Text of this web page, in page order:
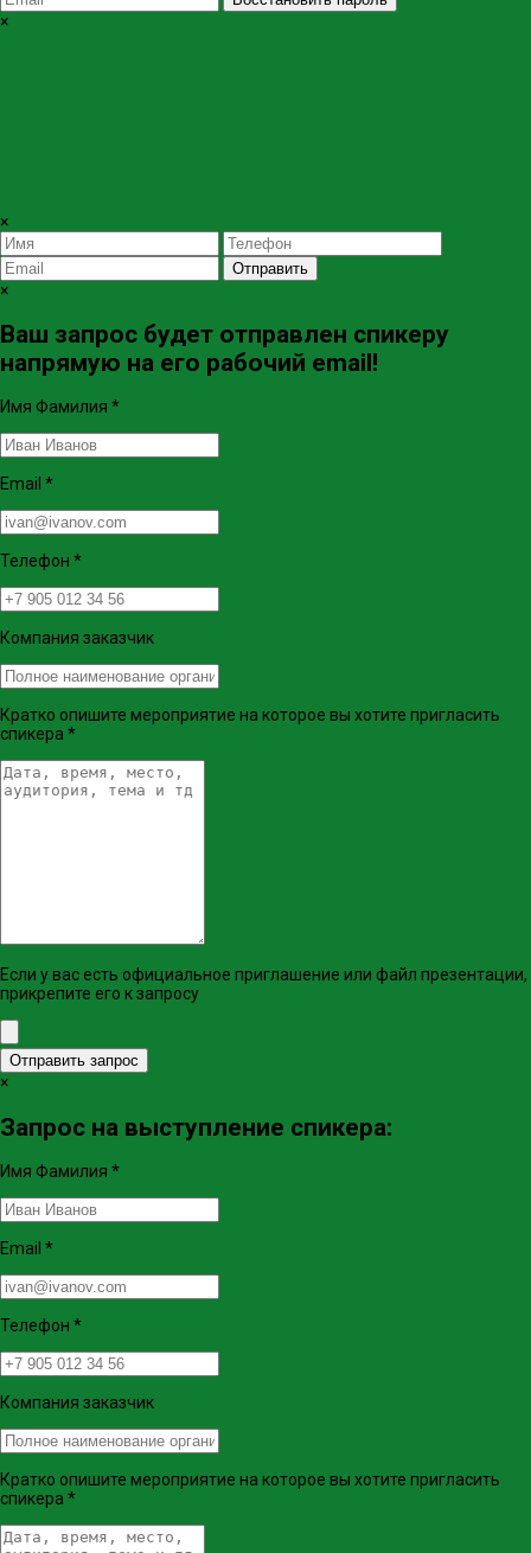
×
×
Отправить
×
Ваш запрос будет отправлен спикеру
напрямую на его рабочий email!
Имя Фамилия *
Email *
Телефон *
Компания заказчик
Кратко опишите мероприятие на которое вы хотите пригласить
спикера *
Если у вас есть официальное приглашение или файл презентации,
прикрепите его к запросу
Отправить запрос
×
Запрос на выступление спикера:
Имя Фамилия *
Email *
Телефон *
Компания заказчик
Кратко опишите мероприятие на которое вы хотите пригласить
спикера *